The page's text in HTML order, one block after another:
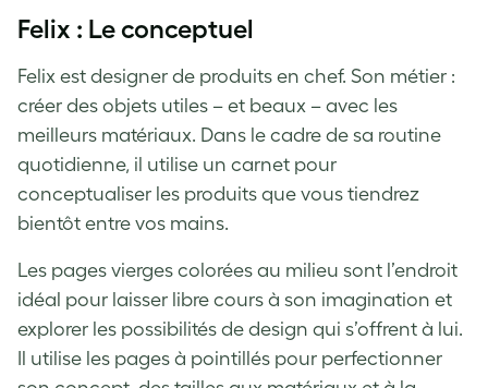
Felix : Le conceptuel
Felix est designer de produits en chef. Son métier :
créer des objets utiles – et beaux – avec les
meilleurs matériaux. Dans le cadre de sa routine
quotidienne, il utilise un carnet pour
conceptualiser les produits que vous tiendrez
bientôt entre vos mains.
Les pages vierges colorées au milieu sont l’endroit
idéal pour laisser libre cours à son imagination et
explorer les possibilités de design qui s’offrent à lui.
Il utilise les pages à pointillés pour perfectionner